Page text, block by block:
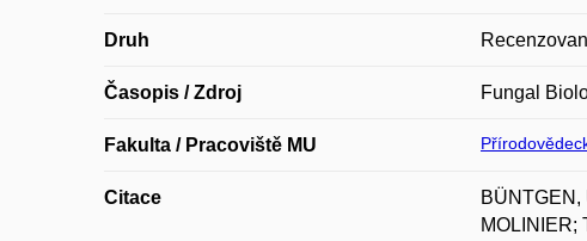
Druh
Časopis / Zdroj Fungal
Fakulta / Pracoviště MU
Citace
MOLINIER;